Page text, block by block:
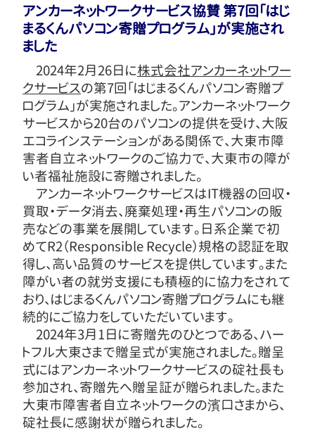
アンカーネットワークサービス協賛 第7回「はじ
まるくんパソコン寄贈プログラム」が実施され
ました
2024年2月26日に株式会社アンカーネットワー
クサービスの第7回「はじまるくんパソコン寄贈プ
ログラム」が実施されました。アンカーネットワーク
サービスから20台のパソコンの提供を受け、大阪
エコラインステーションがある関係で、大東市障
害者自立ネットワークのご協力で、大東市の障が
い者福祉施設に寄贈されました。
アンカーネットワークサービスはIT機器の回収・
買取・データ消去、廃棄処理・再生パソコンの販
売などの事業を展開しています。日系企業で初
めてR2（Responsible Recycle）規格の認証を取
得し、高い品質のサービスを提供しています。また
障がい者の就労支援にも積極的に協力をされて
おり、はじまるくんパソコン寄贈プログラムにも継
続的にご協力をしていただいています。
2024年3月1日に寄贈先のひとつである、ハー
トフル大東さまで贈呈式が実施されました。贈呈
式にはアンカーネットワークサービスの碇社長も
参加され、寄贈先へ贈呈証が贈られました。また
大東市障害者自立ネットワークの濱口さまから、
碇社長に感謝状が贈られました。